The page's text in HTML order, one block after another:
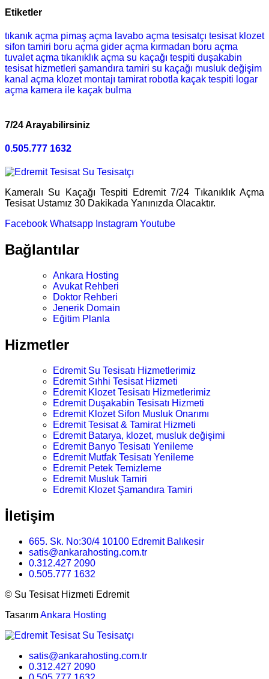
Etiketler
tıkanık açma pimaş açma lavabo açma tesisatçı tesisat klozet
sifon tamiri boru açma gider açma kırmadan boru açma
tuvalet açma tıkanıklık açma su kaçağı tespiti duşakabin
tesisat hizmetleri şamandıra tamiri su kaçağı musluk değişim
kanal açma klozet montajı tamirat robotla kaçak tespiti logar
açma kamera ile kaçak bulma
7/24 Arayabilirsiniz
0.505.777 1632
Kameralı Su Kaçağı Tespiti Edremit 7/24 Tıkanıklık Açma
Tesisat Ustamız 30 Dakikada Yanınızda Olacaktır.
Facebook Whatsapp Instagram Youtube
Bağlantılar
Ankara Hosting
Avukat Rehberi
Doktor Rehberi
Jenerik Domain
Eğitim Planla
Hizmetler
Edremit Su Tesisatı Hizmetlerimiz
Edremit Sıhhi Tesisat Hizmeti
Edremit Klozet Tesisatı Hizmetlerimiz
Edremit Duşakabin Tesisatı Hizmeti
Edremit Klozet Sifon Musluk Onarımı
Edremit Tesisat & Tamirat Hizmeti
Edremit Batarya, klozet, musluk değişimi
Edremit Banyo Tesisatı Yenileme
Edremit Mutfak Tesisatı Yenileme
Edremit Petek Temizleme
Edremit Musluk Tamiri
Edremit Klozet Şamandıra Tamiri
İletişim
665. Sk. No:30/4 10100 Edremit Balıkesir
satis@ankarahosting.com.tr
0.312.427 2090
0.505.777 1632
© Su Tesisat Hizmeti Edremit
TasarımAnkara Hosting
satis@ankarahosting.com.tr
0.312.427 2090